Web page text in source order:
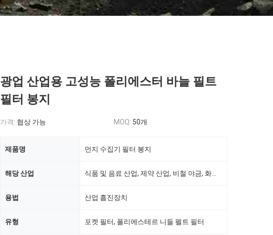
광업 산업용 고성능 폴리에스터 바늘 필트
필터 봉지
가격: 협상 가능 MOQ: 50개
제품명 먼지 수집기 필터 봉지
해당 산업
용법 산업 흡진장치
유형 포켓 필터, 폴리에스테르 니들 펠트 필터